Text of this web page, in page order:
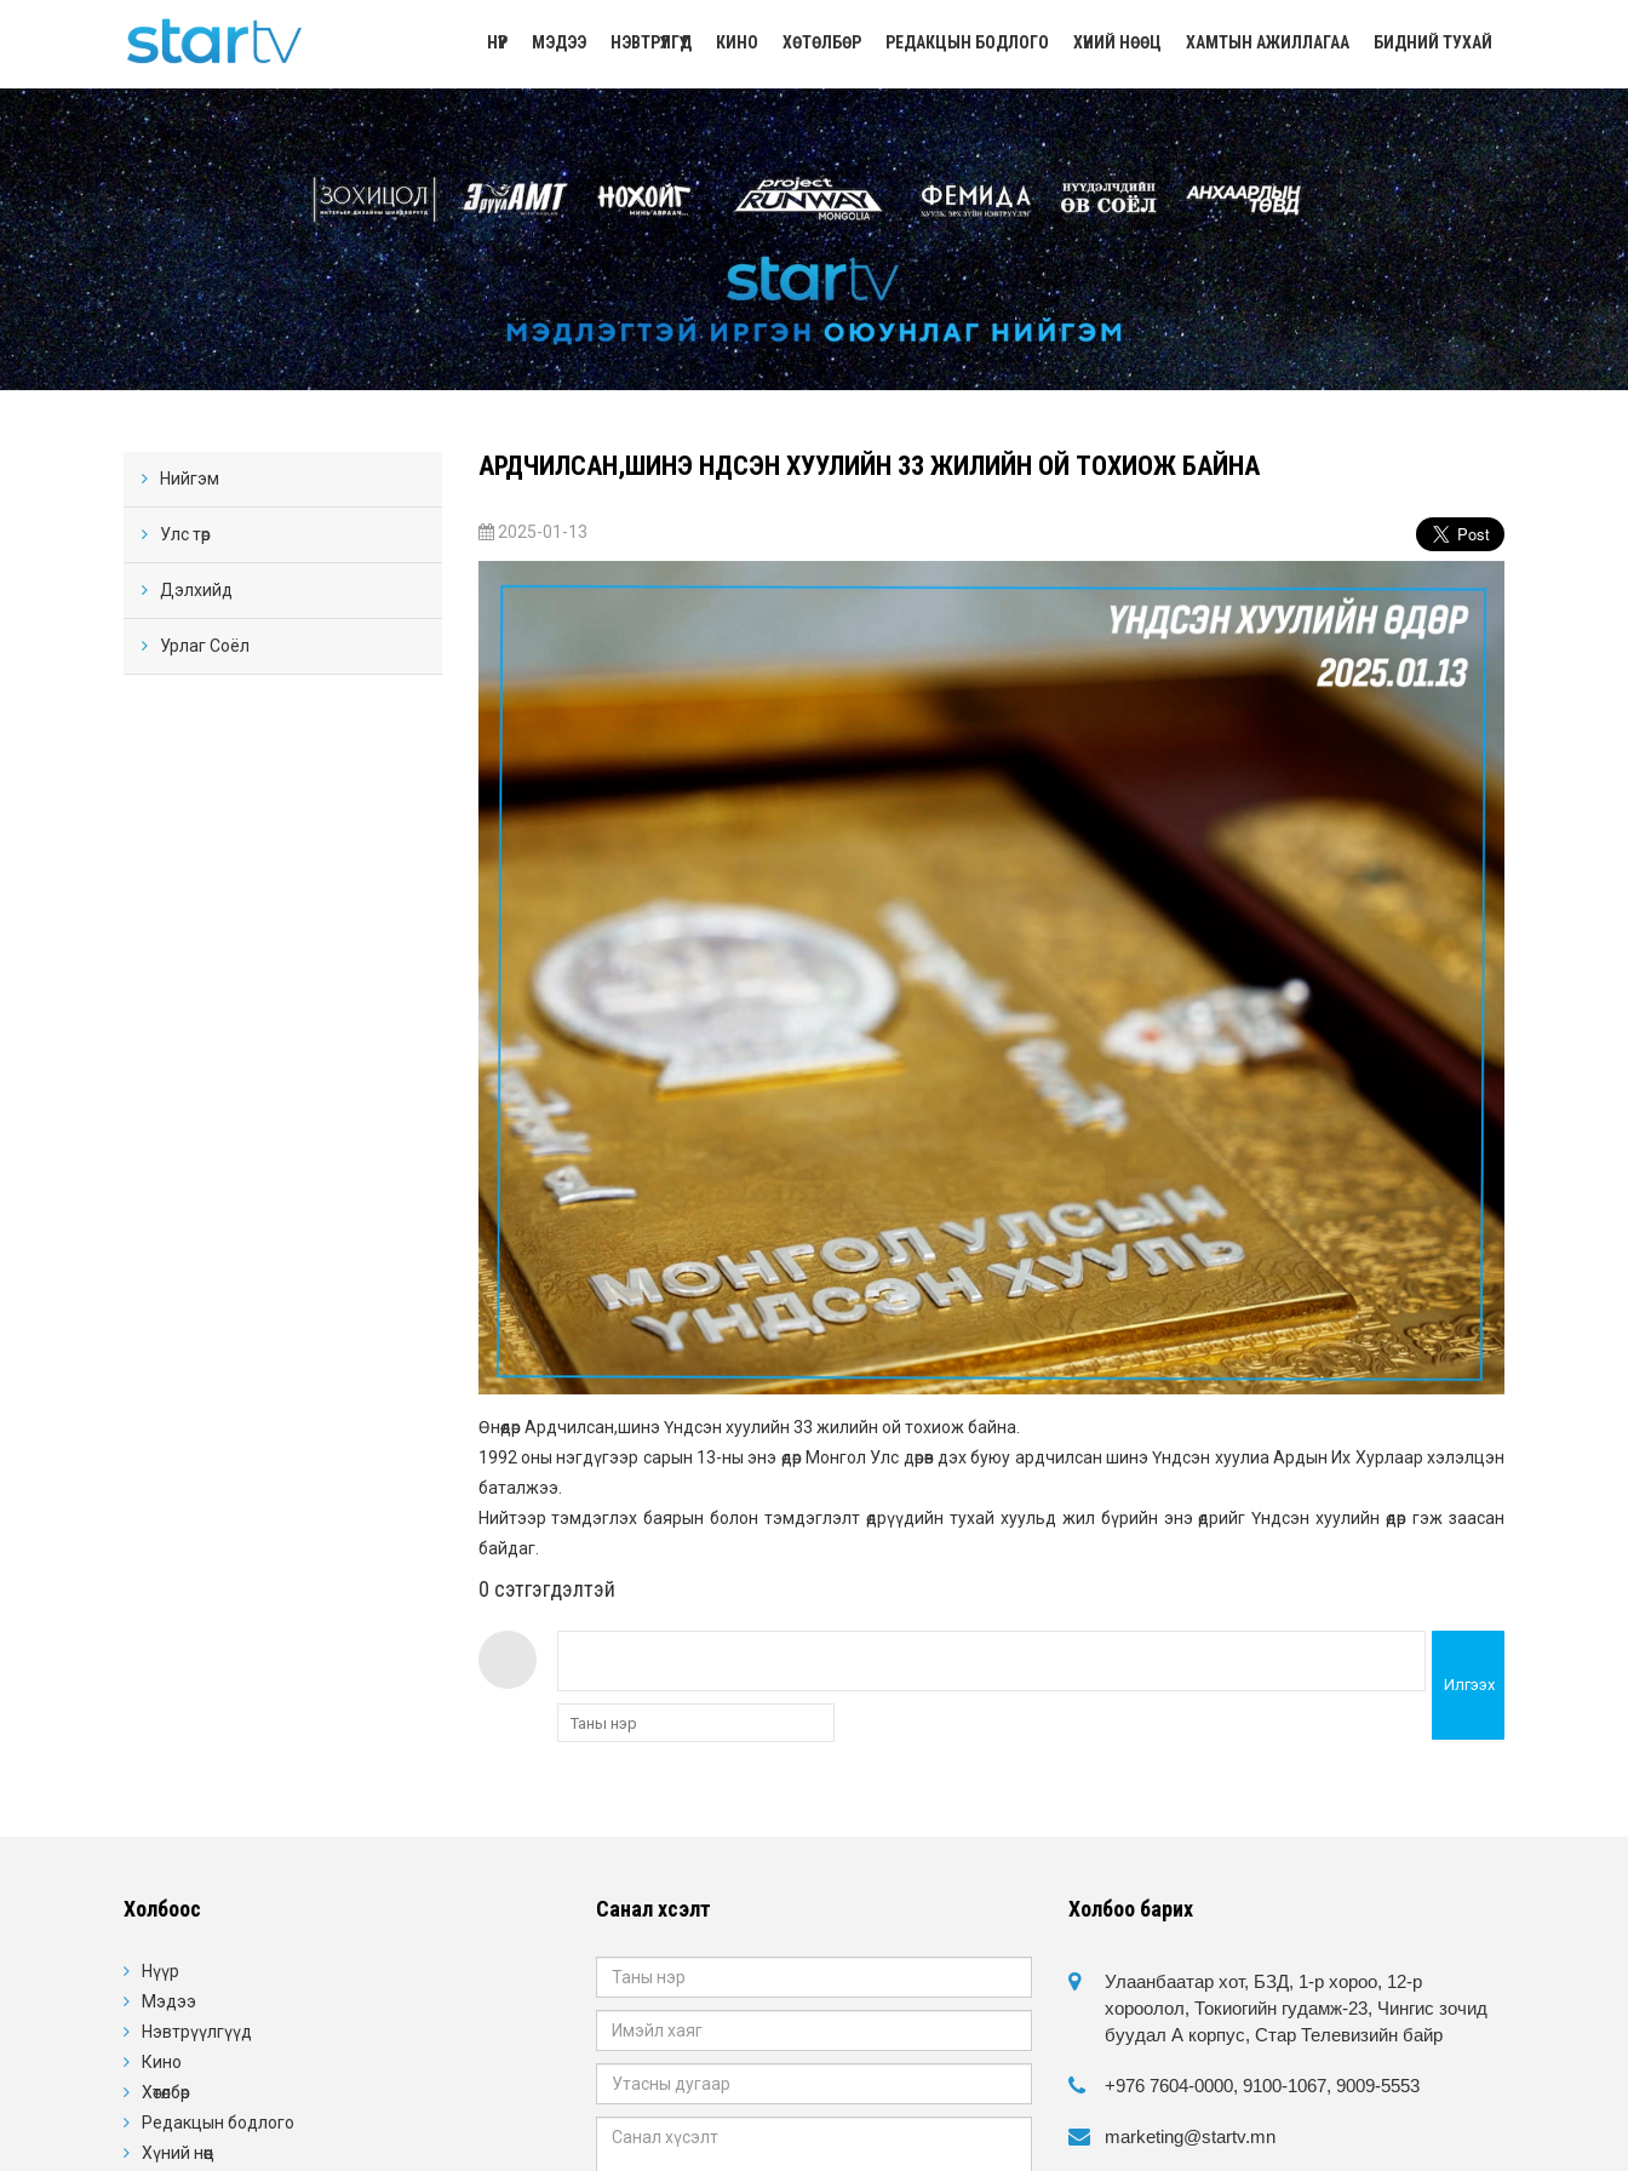
НҮҮР МЭДЭЭ НЭВТРҮҮЛГҮҮД КИНО ХӨТӨЛБӨР РЕДАКЦЫН БОДЛОГО ХҮНИЙ НӨӨЦ ХАМТЫН АЖИЛЛАГАА БИДНИЙ ТУХАЙ
Нийгэм
Улс төр
Дэлхийд
Урлаг Соёл
АРДЧИЛСАН,ШИНЭ ҮНДСЭН ХУУЛИЙН 33 ЖИЛИЙН ОЙ ТОХИОЖ БАЙНА
2025-01-13
Өнөөдөр Ардчилсан,шинэ Үндсэн хуулийн 33 жилийн ой тохиож байна.
1992 оны нэгдүгээр сарын 13-ны энэ өдөр Монгол Улс дөрөв дэх буюу ардчилсан шинэ Үндсэн хуулиа Ардын Их Хурлаар хэлэлцэн
баталжээ.
Нийтээр тэмдэглэх баярын болон тэмдэглэлт өдрүүдийн тухай хуульд жил бүрийн энэ өдрийг Үндсэн хуулийн өдөр гэж заасан
байдаг.
0 cэтгэгдэлтэй
Илгээх
Холбоос
Нүүр
Мэдээ
Нэвтрүүлгүүд
Кино
Хөтөлбөр
Редакцын бодлого
Хүний нөөц
Санал хүсэлт Холбоо барих
Улаанбаатар хот, БЗД, 1-р хороо, 12-р
хороолол, Токиогийн гудамж-23, Чингис зочид
буудал А корпус, Стар Телевизийн байр
+976 7604-0000, 9100-1067, 9009-5553
marketing@startv.mn